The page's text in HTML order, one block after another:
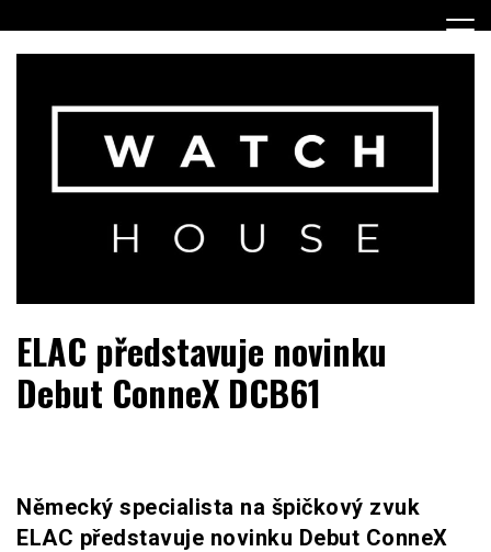
to
content
WatchHouse.cz
ELAC představuje novinku
Debut ConneX DCB61
Německý specialista na špičkový zvuk
ELAC představuje novinku Debut ConneX